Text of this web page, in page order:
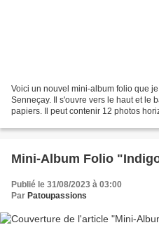
Voici un nouvel mini-album folio que
Senneçay. Il s'ouvre vers le haut et le
papiers. Il peut contenir 12 photos
Mini-Album Folio
Publié le 31/08/2023 à 03:00
Par Patoupassions